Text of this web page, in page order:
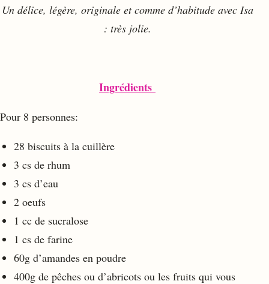
Un délice, légère, originale et comme d’habitude avec Isa
: très jolie.
Ingrédients
Pour 8 personnes:
28 biscuits à la cuillère
3 cs de rhum
3 cs d’eau
2 oeufs
1 cc de sucralose
1 cs de farine
60g d’amandes en poudre
400g de pêches ou d’abricots ou les fruits qui vous